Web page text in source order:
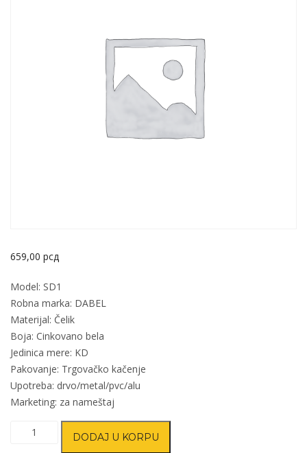
659,00 рсд
Model: SD1
Robna marka: DABEL
Materijal: Čelik
Boja: Cinkovano bela
Jedinica mere: KD
Pakovanje: Trgovačko kačenje
Upotreba: drvo/metal/pvc/alu
Marketing: za nameštaj
Dizalica
DODAJ U KORPU